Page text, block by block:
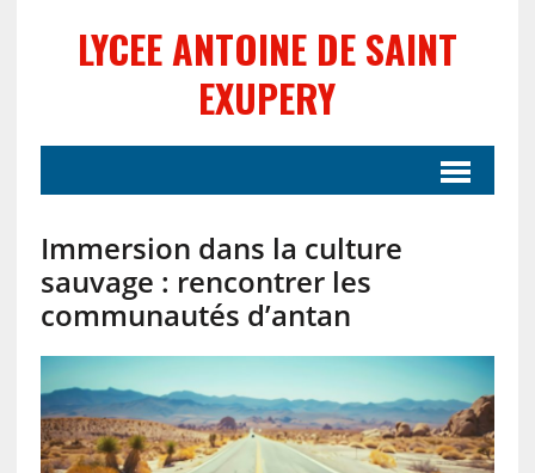
LYCEE ANTOINE DE SAINT
EXUPERY
Immersion dans la culture
sauvage : rencontrer les
communautés d’antan